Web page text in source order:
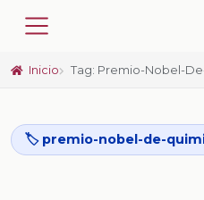
Inicio Tag: Premio-Nobel-
🏷️ premio-nobel-de-